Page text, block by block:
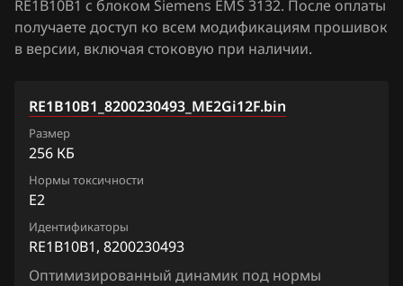
Cadillac
Changan
Chery
Chrysler
Citroen
Dacia
Sagem S3000
Siemens EMS 3110
Siemens EMS 3125
Siemens EMS 3130
Siemens EMS 3132
Siemens EMS 3134
RE1A30A3
RE1CA0CA
RE1D20D2
RE1D30D3
RE1F00F0
RE1B10B1 с блоком Siemens EMS 3132. После оплаты
получаете доступ ко всем модификациям прошивок
в версии, включая стоковую при наличии.
RE1B10B1_8200230493_ME2Gi12F.bin
Размер
256 КБ
Нормы токсичности
E2
Идентификаторы
RE1B10B1, 8200230493
Оптимизированный динамик под нормы